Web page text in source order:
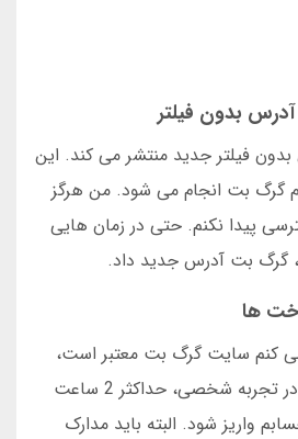
فیلتر جدید منتشر می کند. این
گرگ بت انجام می شود. من هرگز
پیدا نکنم. حتی در زمان هایی
گرگ بت آدرس جدید داد.
کنم سایت گرگ بت معتبر است،
سرعت برداشت است. در تجربه شخصی، حداکثر 2 ساعت
واریز شود. البته باید مدارک